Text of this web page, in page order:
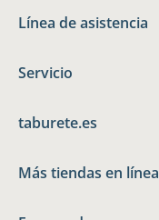
Línea de asistencia
Servicio
taburete.es
Más tiendas en línea